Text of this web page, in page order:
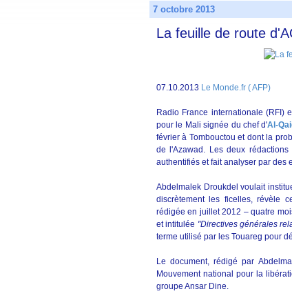
7 octobre 2013
La feuille de route
07.10.2013 Le Monde.fr ( AFP)
Radio France internationale (RFI)
pour le Mali signée du chef d'Al-
février à Tombouctou et dont la
de l'Azawad. Les deux
authentifiés et fait analyser par des
Abdelmalek Droukdel voulait
discrètement les ficelles, révèle
rédigée en juillet 2012 – quatre
et intitulée "Directives générales
terme utilisé par les Touareg pour
Le document, rédigé par
Mouvement national pour la
groupe Ansar Dine.